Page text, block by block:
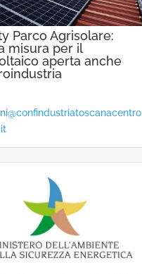
Parco Agrisolare:
misura per il
aperta anche